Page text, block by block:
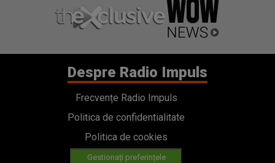
Despre Radio Impuls
Frecvențe Radio Impuls
Politica de confidentialitate
Politica de cookies
Gestionați preferințele